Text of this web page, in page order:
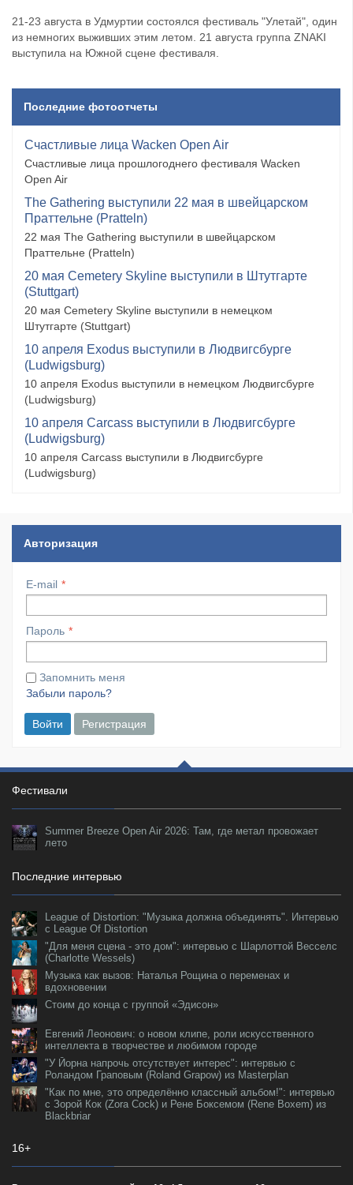
21-23 августа в Удмуртии состоялся фестиваль "Улетай", один
из немногих выживших этим летом. 21 августа группа ZNAKI
выступила на Южной сцене фестиваля.
Последние фотоотчеты
Счастливые лица Wacken Open Air
Счастливые лица прошлогоднего фестиваля Wacken
Open Air
The Gathering выступили 22 мая в швейцарском
Праттельне (Pratteln)
22 мая The Gathering выступили в швейцарском
Праттельне (Pratteln)
20 мая Cemetery Skyline выступили в Штутгарте
(Stuttgart)
20 мая Cemetery Skyline выступили в немецком
Штутгарте (Stuttgart)
10 апреля Exodus выступили в Людвигсбурге
(Ludwigsburg)
10 апреля Exodus выступили в немецком Людвигсбурге
(Ludwigsburg)
10 апреля Carcass выступили в Людвигсбурге
(Ludwigsburg)
10 апреля Carcass выступили в Людвигсбурге
(Ludwigsburg)
Авторизация
E-mail
Пароль
Запомнить меня
Забыли пароль?
Войти Регистрация
Фестивали
Summer Breeze Open Air 2026: Там, где метал провожает
лето
Последние интервью
League of Distortion: "Музыка должна объединять". Интервью
с League Of Distortion
"Для меня сцена - это дом": интервью с Шарлоттой Весселс
(Charlotte Wessels)
Музыка как вызов: Наталья Рощина о переменах и
вдохновении
Стоим до конца с группой «Эдисон»
Евгений Леонович: о новом клипе, роли искусственного
интеллекта в творчестве и любимом городе
"У Йорна напрочь отсутствует интерес": интервью с
Роландом Граповым (Roland Grapow) из Masterplan
"Как по мне, это определённо классный альбом!": интервью
с Зорой Кок (Zora Cock) и Рене Боксемом (Rene Boxem) из
Blackbriar
16+